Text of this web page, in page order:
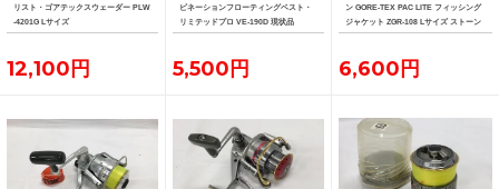
リスト・ゴアテックスウェーダー PLW
-4201G Lサイズ
12,100円
ビネーションフローティングベスト・
リミテッドプロ VE-190D 現状品
5,500円
ン GORE-TEX PAC LITE フィッシング
ジャケット ZGR-108 Lサイズ ストーン
系カラー
6,600円